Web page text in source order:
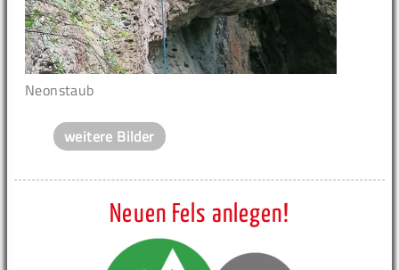
Neonstaub
weitere Bilder
Neuen Fels anlegen!